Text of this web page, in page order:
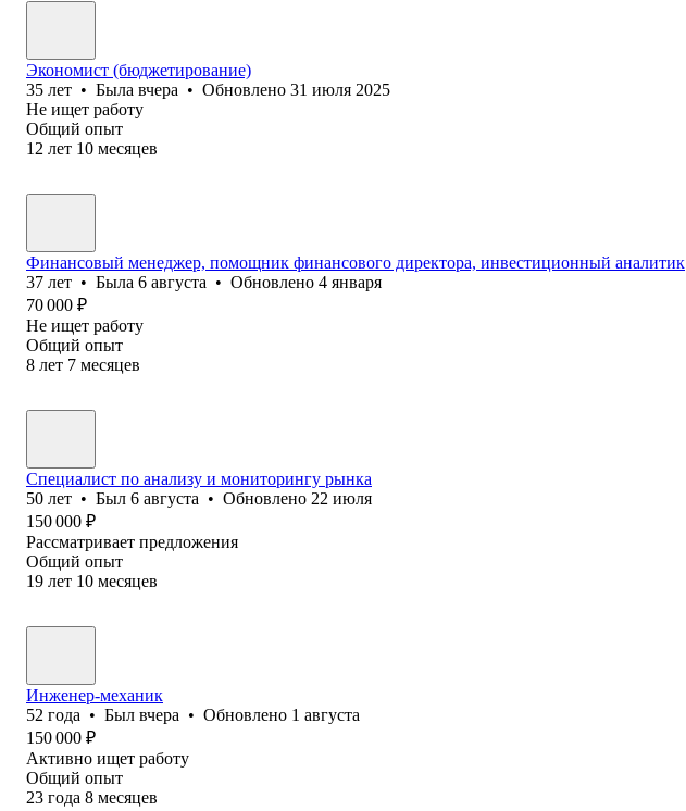
Экономист (бюджетирование)
35 лет • Была вчера • Обновлено 31 июля 2025
Не ищет работу
Общий опыт
12 лет 10 месяцев
Финансовый менеджер, помощник финансового директора, инвестиционный аналитик
37 лет • Была 6 августа • Обновлено 4 января
70 000 ₽
Не ищет работу
Общий опыт
8 лет 7 месяцев
Специалист по анализу и мониторингу рынка
50 лет • Был 6 августа • Обновлено 22 июля
150 000 ₽
Рассматривает предложения
Общий опыт
19 лет 10 месяцев
Инженер-механик
52 года • Был вчера • Обновлено 1 августа
150 000 ₽
Активно ищет работу
Общий опыт
23 года 8 месяцев